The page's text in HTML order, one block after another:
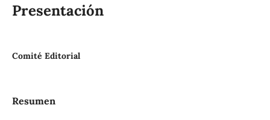
Presentación
Comité Editorial
Resumen